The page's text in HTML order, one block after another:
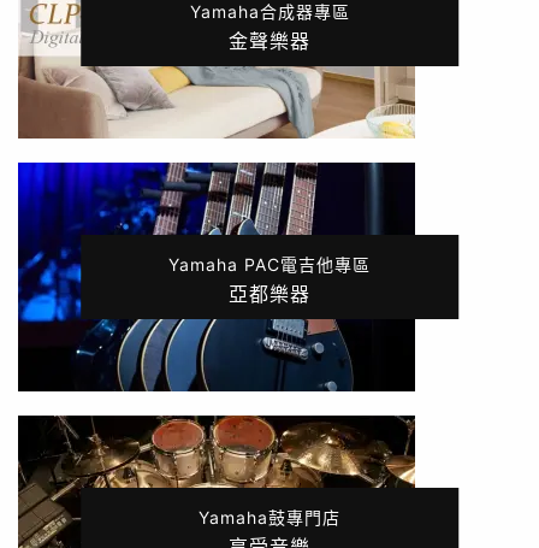
Yamaha合成器專區
金聲樂器
Yamaha PAC電吉他專區
亞都樂器
Yamaha鼓專門店